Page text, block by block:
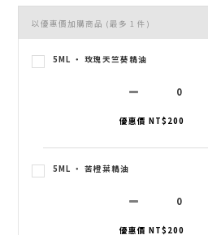
以優惠價加購商品 (最多 1 件)
5ML ‧ 玫瑰天竺葵精油
優惠價 NT$200
5ML ‧ 苦橙葉精油
優惠價 NT$200